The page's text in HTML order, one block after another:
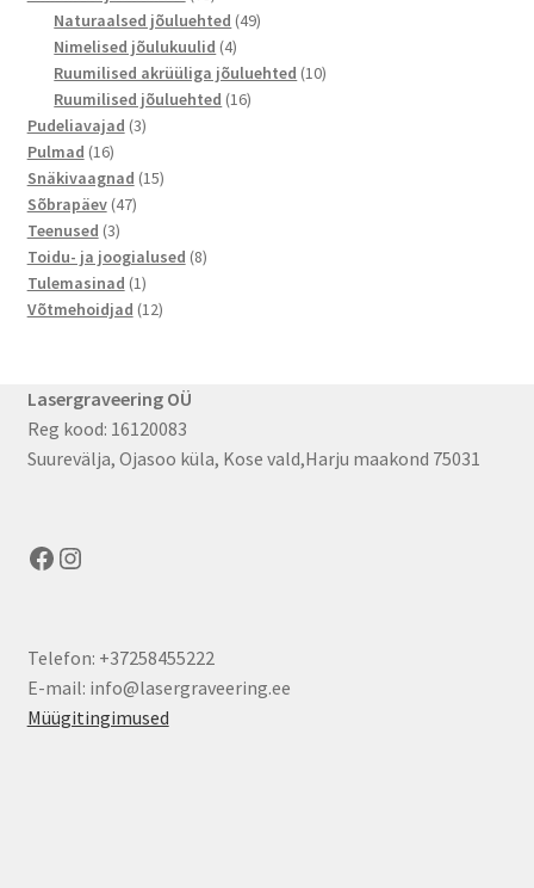
toodet
Naturaalsed jõuluehted 4949
Nimelised jõulukuulid 44
toodet
Ruumilised akrüüliga jõuluehted 1010
Ruumilised jõuluehted 1616
Pudeliavajad 33
Pulmad 1616
toodet
Snäkivaagnad 1515
Sõbrapäev 4747
Teenused 33
toodet
Toidu- ja joogialused 88
Tulemasinad 11
toode
Võtmehoidjad 1212
Lasergraveering OÜ
Reg kood: 16120083
Suurevälja, Ojasoo küla, Kose vald,Harju maakond 75031
Facebook
Instagram
Telefon: +37258455222
E-mail: info@lasergraveering.ee
Müügitingimused